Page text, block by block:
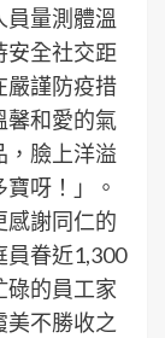
員量測體溫
安全社交距
嚴謹防疫措
馨和愛的氣
，臉上洋溢
呀！」。
感謝同仁的
員眷近1,300
碌的員工家
美不勝收之